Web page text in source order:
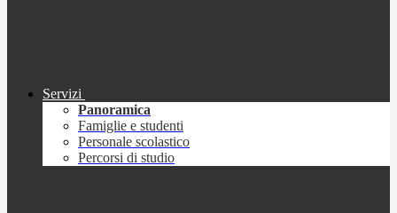
Servizi
Panoramica
Famiglie e studenti
Personale scolastico
Percorsi di studio